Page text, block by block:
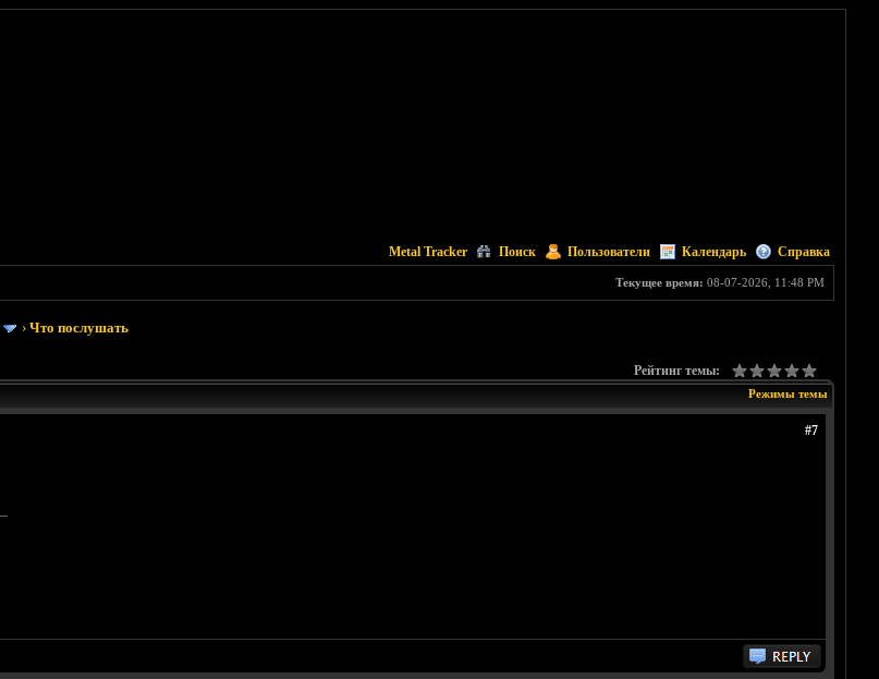
Metal Tracker Поиск Пользователи Календарь Справка
Текущее время: 08-07-2026, 11:48 PM
›Что послушать
Рейтинг темы:
Режимы темы
#7